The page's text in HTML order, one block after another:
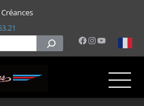
Facebook
Instagram
YouTube